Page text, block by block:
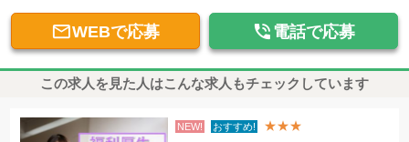
WEBで応募  電話で応募
この求人を見た人はこんな求人もチェックしています
NEW! おすすめ! ★★★